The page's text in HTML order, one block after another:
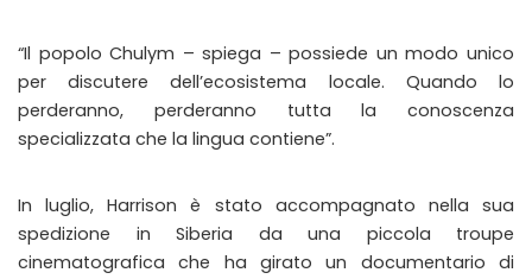
“Il popolo Chulym – spiega – possiede un modo unico
per discutere dell’ecosistema locale. Quando lo
perderanno, perderanno tutta la conoscenza
specializzata che la lingua contiene”.
In luglio, Harrison è stato accompagnato nella sua
spedizione in Siberia da una piccola troupe
cinematografica che ha girato un documentario di